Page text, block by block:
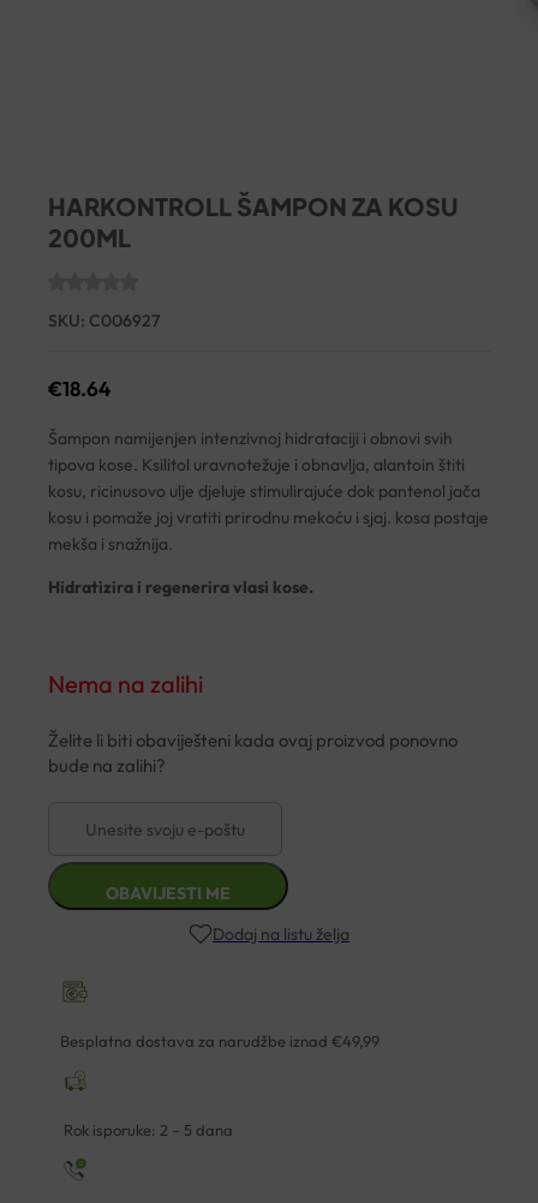
HARKONTROLL ŠAMPON ZA KOSU
200ML
SKU: C006927
€18.64
Šampon namijenjen intenzivnoj hidrataciji i obnovi svih
tipova kose. Ksilitol uravnotežuje i obnavlja, alantoin štiti
kosu, ricinusovo ulje djeluje stimulirajuće dok pantenol jača
kosu i pomaže joj vratiti prirodnu mekoću i sjaj. kosa postaje
mekša i snažnija.
Hidratizira i regenerira vlasi kose.
Nema na zalihi
Dodaj na listu želja
Besplatna dostava za narudžbe iznad €49,99
Rok isporuke: 2 – 5 dana